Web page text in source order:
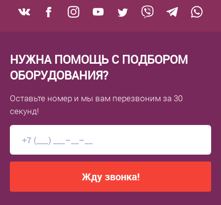
НУЖНА ПОМОЩЬ С ПОДБОРОМ
ОБОРУДОВАНИЯ?
Оставьте номер и мы вам перезвоним за 30
секунд!
Жду звонка!